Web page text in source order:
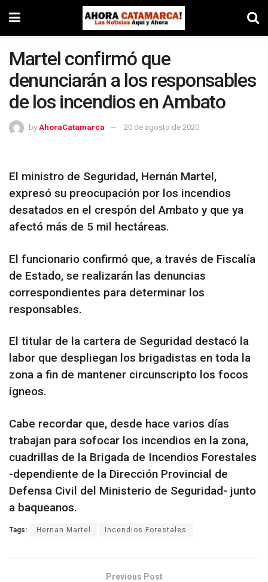
Martel confirmó que
denunciarán a los responsables
de los incendios en Ambato
by AhoraCatamarca 20 de agosto de 2020
El ministro de Seguridad, Hernán Martel,
expresó su preocupación por los incendios
desatados en el crespón del Ambato y que ya
afectó más de 5 mil hectáreas.
El funcionario confirmó que, a través de Fiscalía
de Estado, se realizarán las denuncias
correspondientes para determinar los
responsables.
El titular de la cartera de Seguridad destacó la
labor que despliegan los brigadistas en toda la
zona a fin de mantener circunscripto los focos
ígneos.
Cabe recordar que, desde hace varios días
trabajan para sofocar los incendios en la zona,
cuadrillas de la Brigada de Incendios Forestales
-dependiente de la Dirección Provincial de
Defensa Civil del Ministerio de Seguridad- junto
a baqueanos.
Tags: Hernan Martel Incendios Forestales
Previous Post